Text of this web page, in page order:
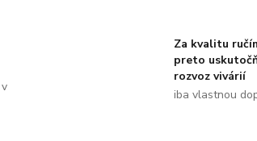
Za kvalitu
preto
rozvoz vivárií
iba vlastnou